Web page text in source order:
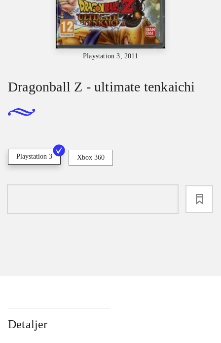
Playstation 3, 2011
Dragonball Z - ultimate tenkaichi
Playstation 3 Xbox 360
Detaljer